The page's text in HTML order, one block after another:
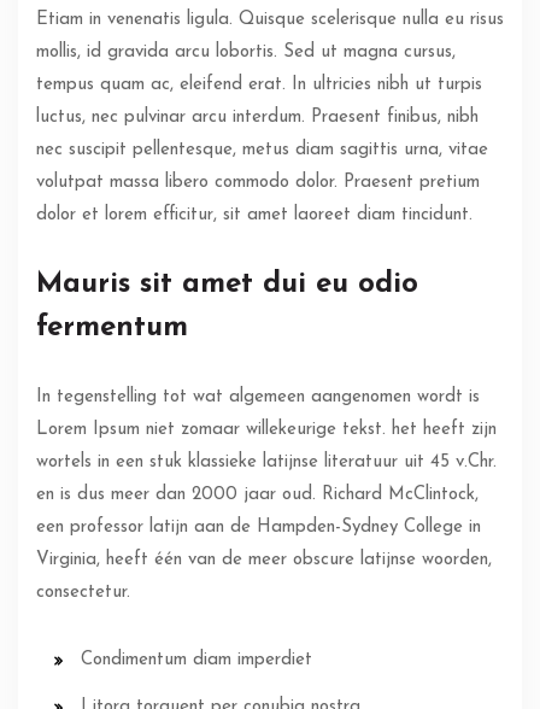
Etiam in venenatis ligula. Quisque scelerisque nulla eu risus
mollis, id gravida arcu lobortis. Sed ut magna cursus,
tempus quam ac, eleifend erat. In ultricies nibh ut turpis
luctus, nec pulvinar arcu interdum. Praesent finibus, nibh
nec suscipit pellentesque, metus diam sagittis urna, vitae
volutpat massa libero commodo dolor. Praesent pretium
dolor et lorem efficitur, sit amet laoreet diam tincidunt.
Mauris sit amet dui eu odio
fermentum
In tegenstelling tot wat algemeen aangenomen wordt is
Lorem Ipsum niet zomaar willekeurige tekst. het heeft zijn
wortels in een stuk klassieke latijnse literatuur uit 45 v.Chr.
en is dus meer dan 2000 jaar oud. Richard McClintock,
een professor latijn aan de Hampden-Sydney College in
Virginia, heeft één van de meer obscure latijnse woorden,
consectetur.
Condimentum diam imperdiet